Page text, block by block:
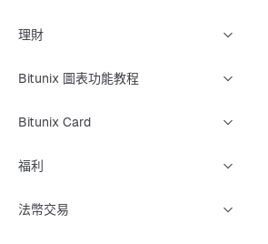
理財
Bitunix 圖表功能教程
Bitunix Card
福利
法幣交易